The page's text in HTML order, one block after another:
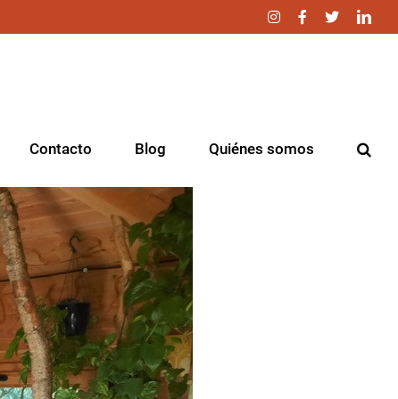
InstagramFacebook
Twitter
Contacto Blog Quiénes somos